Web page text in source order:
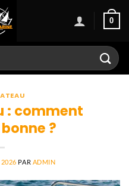
0
: comment
?
2026 PAR ADMIN